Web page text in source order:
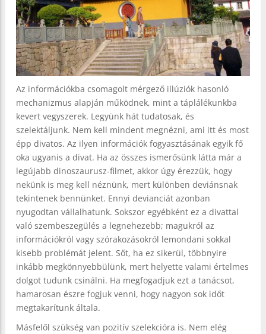
Az információkba csomagolt mérgező illúziók hasonló
mechanizmus alapján működnek, mint a táplálékunkba
kevert vegyszerek. Legyünk hát tudatosak, és
szelektáljunk. Nem kell mindent megnézni, ami itt és most
épp divatos. Az ilyen információk fogyasztásának egyik fő
oka ugyanis a divat. Ha az összes ismerősünk látta már a
legújabb dinoszaurusz-filmet, akkor úgy érezzük, hogy
nekünk is meg kell néznünk, mert különben deviánsnak
tekintenek bennünket. Ennyi devianciát azonban
nyugodtan vállalhatunk. Sokszor egyébként ez a divattal
való szembeszegülés a legnehezebb; magukról az
információkról vagy szórakozásokról lemondani sokkal
kisebb problémát jelent. Sőt, ha ez sikerül, többnyire
inkább megkönnyebbülünk, mert helyette valami értelmes
dolgot tudunk csinálni. Ha megfogadjuk ezt a tanácsot,
hamarosan észre fogjuk venni, hogy nagyon sok időt
megtakarítunk általa.
Másfelől szükség van pozitív szelekcióra is. Nem elég